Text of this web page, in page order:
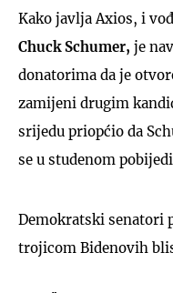
Kako javlja Axios, i
Chuck Schumer, je
donatorima da je
zamijeni drugim
srijedu priopćio da
se u studenom
Demokratski senatori
trojicom Bidenovih